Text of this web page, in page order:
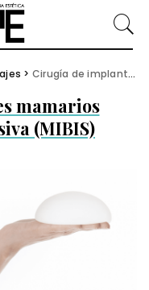
> Cirugía de implantes mamarios mínimamente invasiva (MIBIS)
mamarios
(MIBIS)